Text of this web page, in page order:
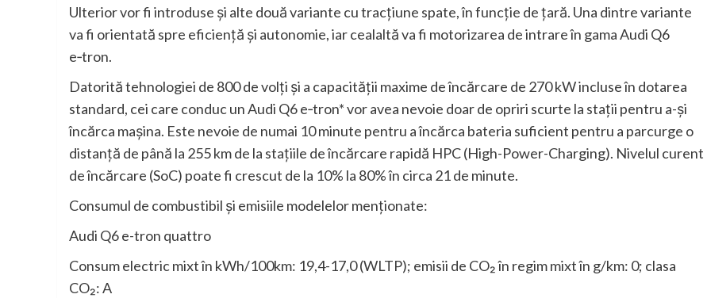
Ulterior vor fi introduse și alte două variante cu tracțiune spate, în funcție de țară. Una dintre variante
va fi orientată spre eficiență și autonomie, iar cealaltă va fi motorizarea de intrare în gama Audi Q6
e‑tron.
Datorită tehnologiei de 800 de volți și a capacității maxime de încărcare de 270 kW incluse în dotarea
standard, cei care conduc un Audi Q6 e‑tron* vor avea nevoie doar de opriri scurte la stații pentru a-și
încărca mașina. Este nevoie de numai 10 minute pentru a încărca bateria suficient pentru a parcurge o
distanță de până la 255 km de la stațiile de încărcare rapidă HPC (High-Power-Charging). Nivelul curent
de încărcare (SoC) poate fi crescut de la 10% la 80% în circa 21 de minute.
Consumul de combustibil și emisiile modelelor menționate:
Audi Q6 e-tron quattro
Consum electric mixt în kWh/100km: 19,4-17,0 (WLTP); emisii de CO₂ în regim mixt în g/km: 0; clasa
CO₂: A